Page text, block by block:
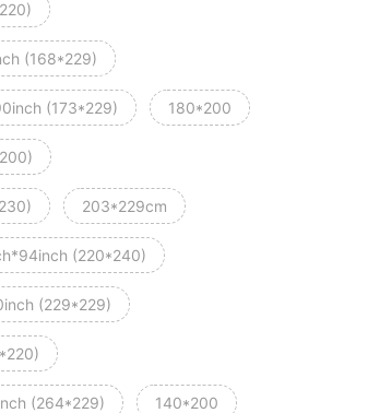
(168*229)
(173*229) 180*200
203*229cm
(220*240)
(229*229)
(264*229) 140*200